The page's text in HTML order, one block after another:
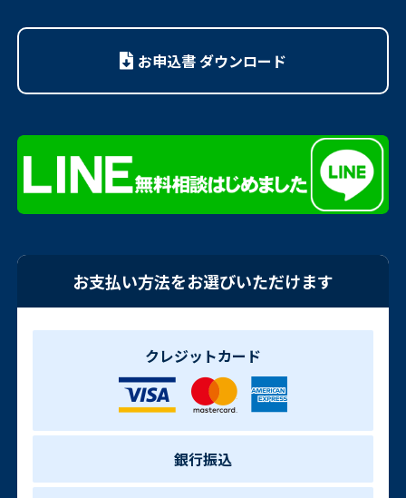
お申込書 ダウンロード
お支払い方法をお選びいただけます
クレジットカード
銀行振込